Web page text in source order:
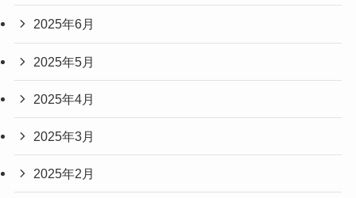
2025年6月
2025年5月
2025年4月
2025年3月
2025年2月